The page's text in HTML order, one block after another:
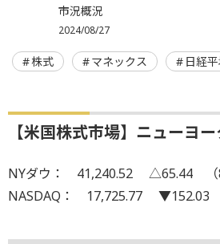
市況概況
2024/08/27
株式 マネックス 日経
【米国株式市場】ニューヨ
NYダウ： 41,240.52 △65.44 （
NASDAQ： 17,725.77 ▼152.03